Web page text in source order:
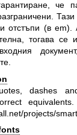
че
отстъпи (в em).
тогава се
dashes
projects/